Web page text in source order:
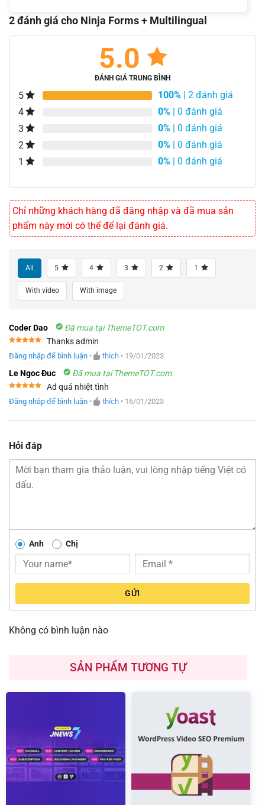
2 đánh giá cho Ninja Forms + Multilingual
5.0
ĐÁNH GIÁ TRUNG BÌNH
5 100% | 2 đánh giá
4
0% | 0 đánh giá
3
0% | 0 đánh giá
2
0% | 0 đánh giá
1
0% | 0 đánh giá
Chỉ những khách hàng đã đăng nhập và đã mua sản
phẩm này mới có thể để lại đánh giá.
All 5 4 3 2 1
With video With image
Coder Dao Đã mua tại ThemeTOT.com
hạng55
Thanks admin
Đăng nhập để bình luận • thích • 19/01/2023
Le Ngoc Đuc Đã mua tại ThemeTOT.com
hạng55
Ad quá nhiệt tình
Đăng nhập để bình luận • thích • 16/01/2023
Hỏi đáp
Anh Chị
GỬI
Không có bình luận nào
SẢN PHẨM TƯƠNG TỰ